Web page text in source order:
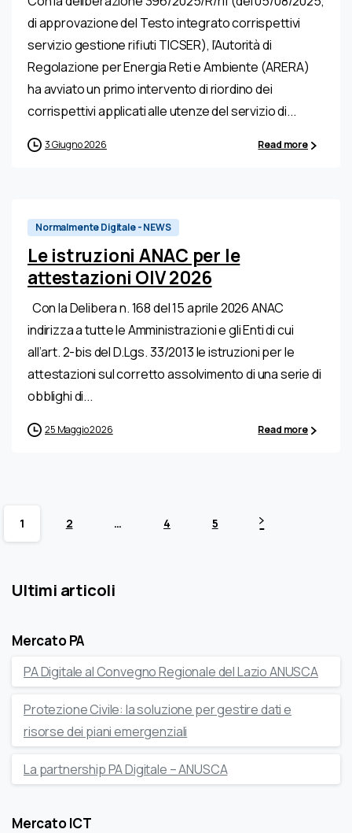
di approvazione del Testo integrato corrispettivi
servizio gestione rifiuti TICSER), l’Autorità di
Regolazione per Energia Reti e Ambiente (ARERA)
ha avviato un primo intervento di riordino dei
corrispettivi applicati alle utenze del servizio di...
3 Giugno 2026 Read more
Normalmente Digitale - NEWS
Le istruzioni ANAC per le
attestazioni OIV 2026
Con la Delibera n. 168 del 15 aprile 2026 ANAC
indirizza a tutte le Amministrazioni e gli Enti di cui
all’art. 2-bis del D.Lgs. 33/2013 le istruzioni per le
attestazioni sul corretto assolvimento di una serie di
obblighi di...
25 Maggio 2026 Read more
1 2 … 4 5
Ultimi articoli
Mercato PA
PA Digitale al Convegno Regionale del Lazio ANUSCA
Protezione Civile: la soluzione per gestire dati e
risorse dei piani emergenziali
La partnership PA Digitale – ANUSCA
Mercato ICT